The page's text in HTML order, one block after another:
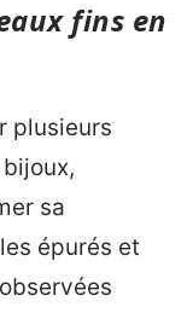
fins en
plusieurs
sa
épurés et